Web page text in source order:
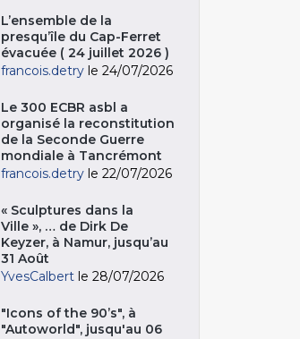
L’ensemble de la
presqu’île du Cap-Ferret
évacuée ( 24 juillet 2026 )
francois.detry le 24/07/2026
Le 300 ECBR asbl a
organisé la reconstitution
de la Seconde Guerre
mondiale à Tancrémont
francois.detry le 22/07/2026
« Sculptures dans la
Ville », … de Dirk De
Keyzer, à Namur, jusqu’au
31 Août
YvesCalbert le 28/07/2026
"Icons of the 90’s", à
"Autoworld", jusqu'au 06